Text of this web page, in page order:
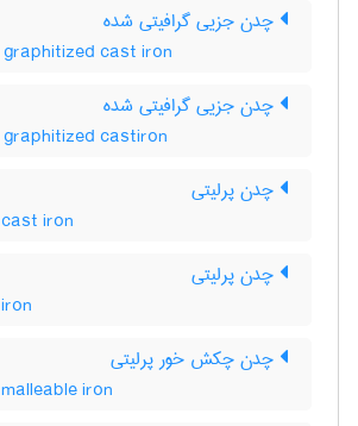
چدن جزیی گرافیتی شده
cast iron
چدن جزیی گرافیتی شده
castiron
چدن پرلیتی
iron
چدن پرلیتی
چدن چکش خور پرلیتی
iron